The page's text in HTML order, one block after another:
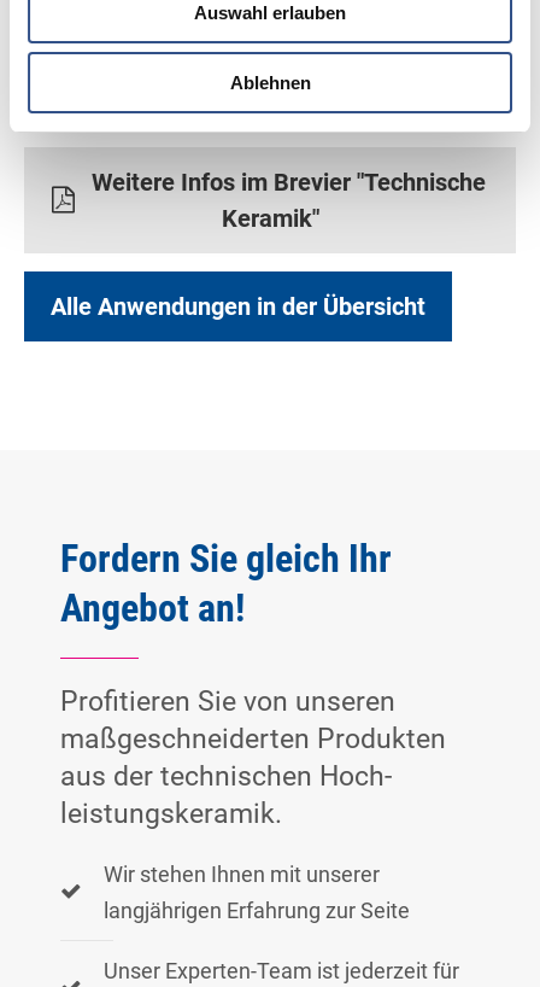
Auswahl erlauben
Ablehnen
Hohe Maß- und Langzeitstabilität
Weitere Infos im Brevier "Technische
Keramik"
Alle Anwendungen in der Übersicht
Fordern Sie gleich Ihr
Angebot an!
Profitieren Sie von unseren
maßgeschneiderten Produkten
aus der technischen Hoch­
leistungs­keramik.
Wir stehen Ihnen mit unserer
langjährigen Erfahrung zur Seite
Unser Experten-Team ist jederzeit für